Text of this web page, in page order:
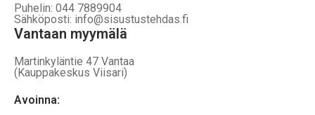
Puhelin: 044 7889904
Sähköposti: info@sisustustehdas.fi
Vantaan myymälä
Martinkyläntie 47 Vantaa
(Kauppakeskus Viisari)
Avoinna: